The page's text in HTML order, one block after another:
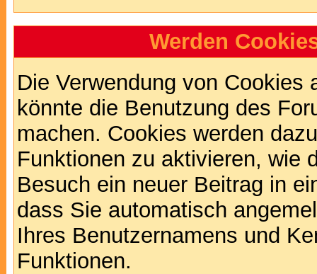
Werden
Die Verwendung von
könnte die Benutzung des
machen. Cookies werden
Funktionen zu aktivieren, wie
Besuch ein neuer Beitrag in
dass Sie automatisch
Ihres Benutzernamens und
Funktionen.